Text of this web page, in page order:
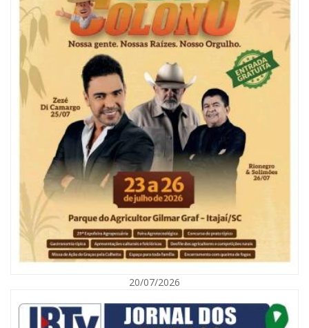
07/08/2026 | 07:00
Ambiental reforça descarte sustentável com envio de 330 quilos de
pilhas à logística reversa
GERAL
20/07/2026